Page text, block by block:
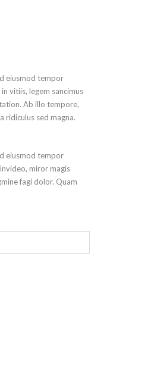
eiusmod tempor
vitiis, legem sancimus
Ab illo tempore,
ridiculus sed magna.
eiusmod tempor
miror magis
fagi dolor. Quam